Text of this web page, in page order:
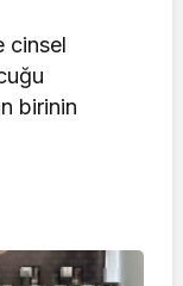
cinsel
birinin